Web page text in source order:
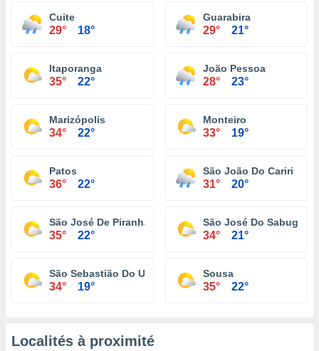
Cuite
29° 18°
Guarabira
29° 21°
Itaporanga
35° 22°
João Pessoa
28° 23°
Marizópolis
34° 22°
Monteiro
33° 19°
Patos
36° 22°
São João Do Cariri
31° 20°
São José De Piranhas
35° 22°
São José Do Sabugi
34° 21°
São Sebastião Do Umbuzeiro
34° 19°
Sousa
35° 22°
Localités à proximité